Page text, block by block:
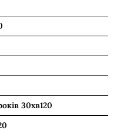
30хв120